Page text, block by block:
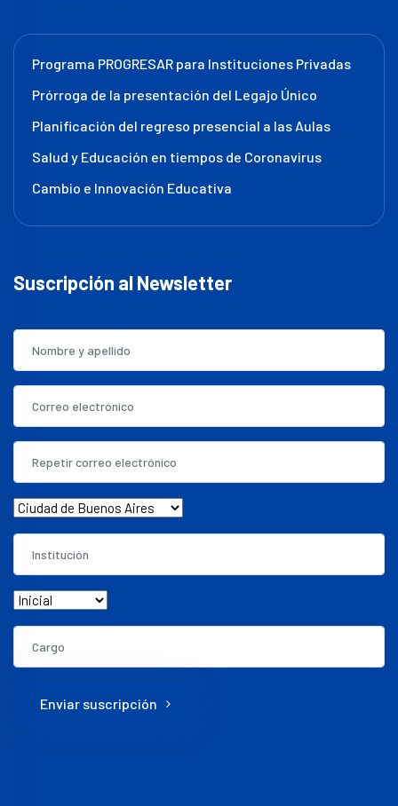
Programa PROGRESAR para Instituciones Privadas
Prórroga de la presentación del Legajo Único
Planificación del regreso presencial a las Aulas
Salud y Educación en tiempos de Coronavirus
Cambio e Innovación Educativa
Suscripción al Newsletter
Enviar suscripción